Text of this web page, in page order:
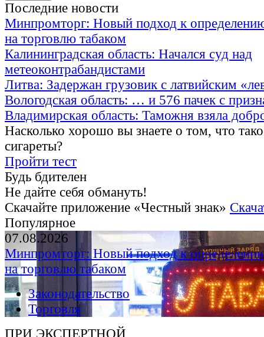
Последние новости
Минпромторг: Новый подход к
на торговлю табаком
Калининградская область: Начался суд над
метеоконтрабандистами
Литва: Задержан грузовик с латвийским
Вологодская область: … и 576 пачек с
Владимирская область: Таможня взяла
Насколько хорошо вы знаете о том, что
сигареты?
Пройти тест
Будь бдителен
Не дайте себя обмануть!
Скачайте приложение «Честный знак»
Популярное
07.08.2026
Минпромторг: Новый подход к
на торговлю табаком
Законодательство
Торговля
ПРИ ЭКСПЕРТНОЙ